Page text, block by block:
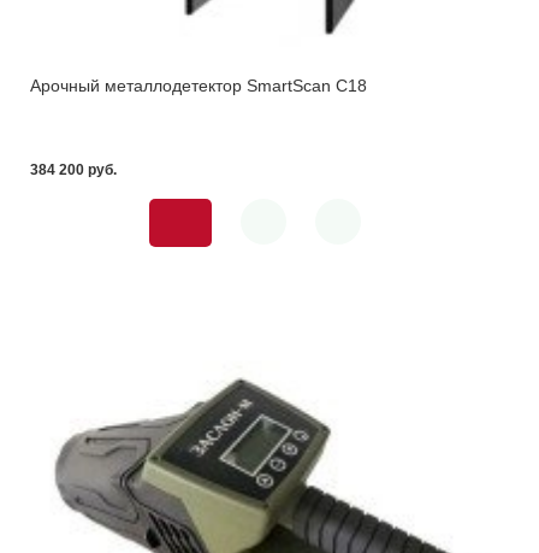
Арочный металлодетектор SmartScan C18
384 200 pуб.